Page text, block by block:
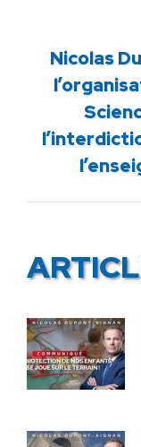
Nicolas